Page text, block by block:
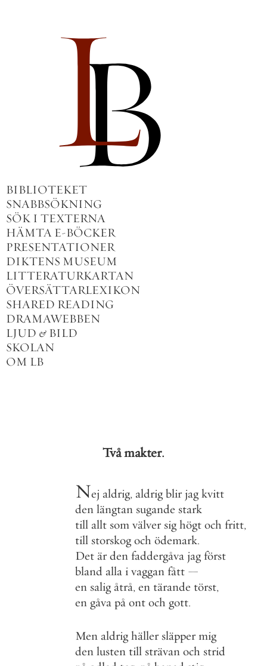
BIBLIOTEKET
SNABBSÖKNING
SÖK I TEXTERNA
HÄMTA E-BÖCKER
PRESENTATIONER
DIKTENS MUSEUM
LITTERATURKARTAN
ÖVERSÄTTARLEXIKON
SHARED READING
DRAMAWEBBEN
LJUD & BILD
SKOLAN
OM LB
Tvåmakter.
Nej aldrig, aldrig blir jag kvitt
den längtan sugande stark
till allt som välver sig högt och fritt,
till storskog och ödemark.
Det är den faddergåva jag först
bland alla i vaggan fått —
en salig åtrå, en tärande törst,
en gåva på ont och gott.
Men aldrig häller släpper mig
den lusten till strävan och strid